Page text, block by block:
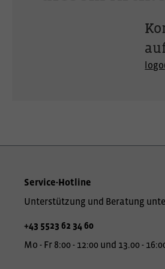
Service-Hotline
Unterstützung und Beratung
+43 5523 62 34 60
Mo - Fr 8:00 - 12:00 und 13.00 -